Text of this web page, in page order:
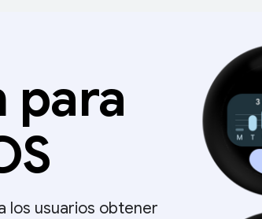
para
los usuarios obtener